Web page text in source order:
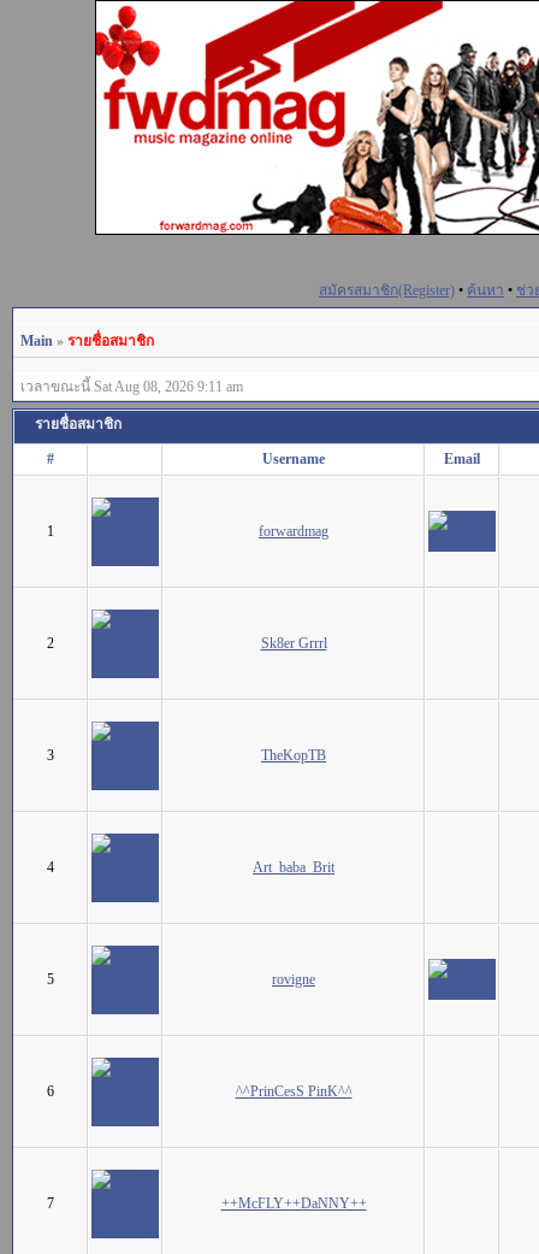
สมัครสมาชิก(Register) • ค้นหา • ช่ว
Main » รายชื่อสมาชิก
เวลาขณะนี้ Sat Aug 08, 2026 9:11 am
รายชื่อสมาชิก
# Username Email
1 forwardmag
2 Sk8er Grrrl
3 TheKopTB
4 Art_baba_Brit
5 rovigne
6 ^^PrinCesS PinK^^
7 ++McFLY++DaNNY++